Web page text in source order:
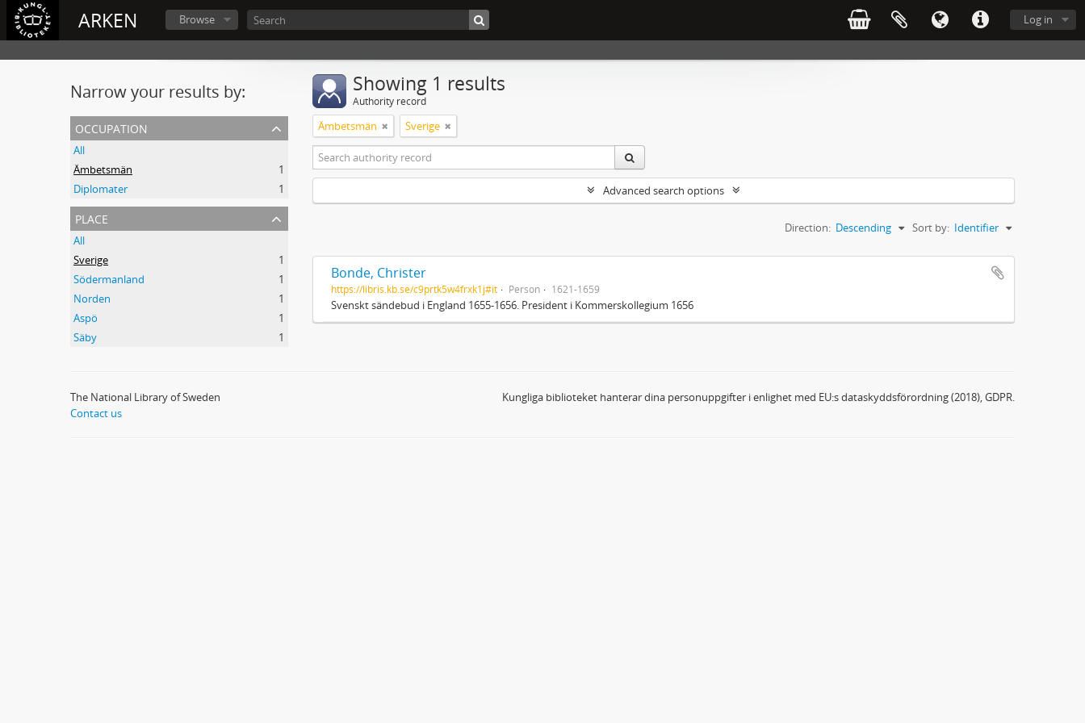
ARKEN Log in
Browse
Narrow your results by:
occupation
All
Ämbetsmän
1
Diplomater
1
place
All
Sverige
1
Södermanland
1
Norden
1
Aspö
1
Säby
1
Showing 1 results
Authority record
Ämbetsmän Sverige
Advanced search options
Sort by: Identifier
Direction: Descending
Bonde, Christer
https://libris.kb.se/c9prtk5w4frxk1j#it Person 1621-1659
Svenskt sändebud i England 1655-1656. President i Kommerskollegium 1656
The National Library of Sweden
Contact us
Kungliga biblioteket hanterar dina personuppgifter i enlighet med EU:s dataskyddsförordning (2018), GDPR.